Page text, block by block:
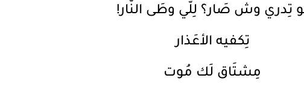
تِدري وش صَار؟ لِلّي وطَى النّار!
تِكفيه الأعَذار
مِشتَاق لَك مُوت